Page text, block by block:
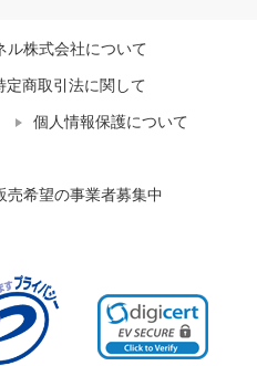
ル株式会社について
定商取引法に関して
個人情報保護について
売希望の事業者募集中